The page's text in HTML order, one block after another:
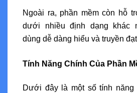
Ngoài ra, phần mềm còn hỗ
dưới nhiều định dạng khác
dùng dễ dàng hiểu và truyền
Tính Năng Chính Của Phần
Dưới đây là một số tính năng